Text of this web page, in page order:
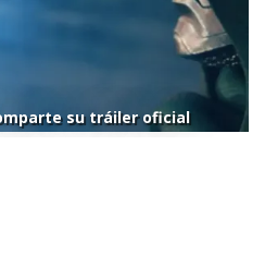
su tráiler oficial